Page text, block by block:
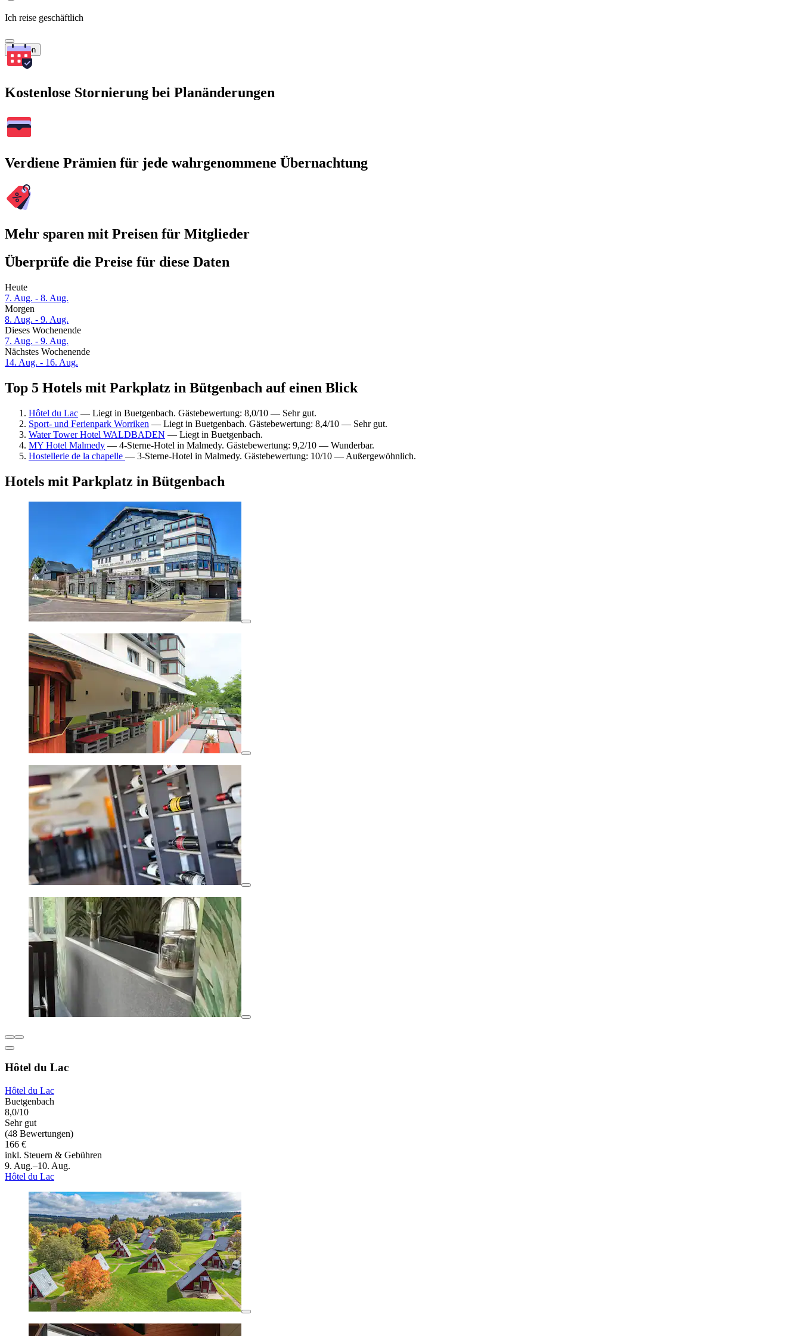
Ich reise geschäftlich
Suchen
Kostenlose Stornierung bei Planänderungen
Verdiene Prämien für jede wahrgenommene Übernachtung
Mehr sparen mit Preisen für Mitglieder
Überprüfe die Preise für diese Daten
Heute
7. Aug. - 8. Aug.
Morgen
8. Aug. - 9. Aug.
Dieses Wochenende
7. Aug. - 9. Aug.
Nächstes Wochenende
14. Aug. - 16. Aug.
Top 5 Hotels mit Parkplatz in Bütgenbach auf einen Blick
Hôtel du Lac — Liegt in Buetgenbach. Gästebewertung: 8,0/10 — Sehr gut.
Sport- und Ferienpark Worriken — Liegt in Buetgenbach. Gästebewertung: 8,4/10 — Sehr gut.
Water Tower Hotel WALDBADEN — Liegt in Buetgenbach.
MY Hotel Malmedy — 4-Sterne-Hotel in Malmedy. Gästebewertung: 9,2/10 — Wunderbar.
Hostellerie de la chapelle — 3-Sterne-Hotel in Malmedy. Gästebewertung: 10/10 — Außergewöhnlich.
Hotels mit Parkplatz in Bütgenbach
Hôtel du Lac
Hôtel du Lac
Buetgenbach
8,0/10
Sehr gut
(48 Bewertungen)
166 €
inkl. Steuern & Gebühren
9. Aug.–10. Aug.
Hôtel du Lac